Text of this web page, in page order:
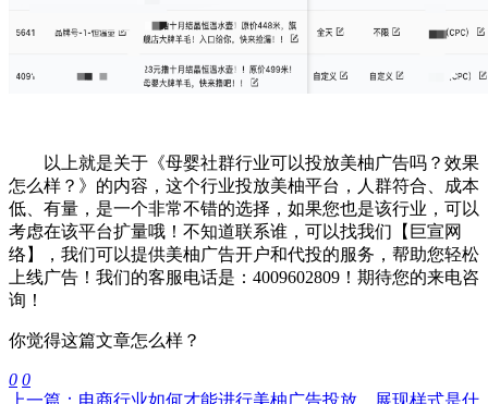
以上就是关于《母婴社群行业可以投放美柚广告吗？效果
怎么样？》的内容，这个行业投放美柚平台，人群符合、成本
低、有量，是一个非常不错的选择，如果您也是该行业，可以
考虑在该平台扩量哦！不知道联系谁，可以找我们【巨宣网
络】，我们可以提供美柚广告开户和代投的服务，帮助您轻松
上线广告！我们的客服电话是：4009602809！期待您的来电咨
询！
你觉得这篇文章怎么样？
0 0